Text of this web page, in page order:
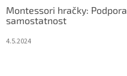
Montessori hračky:
samostatnost
4.5.2024